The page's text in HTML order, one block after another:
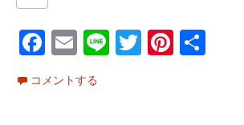
Fa
ce
b
E
m
ai
Li T
Pi
コメントする